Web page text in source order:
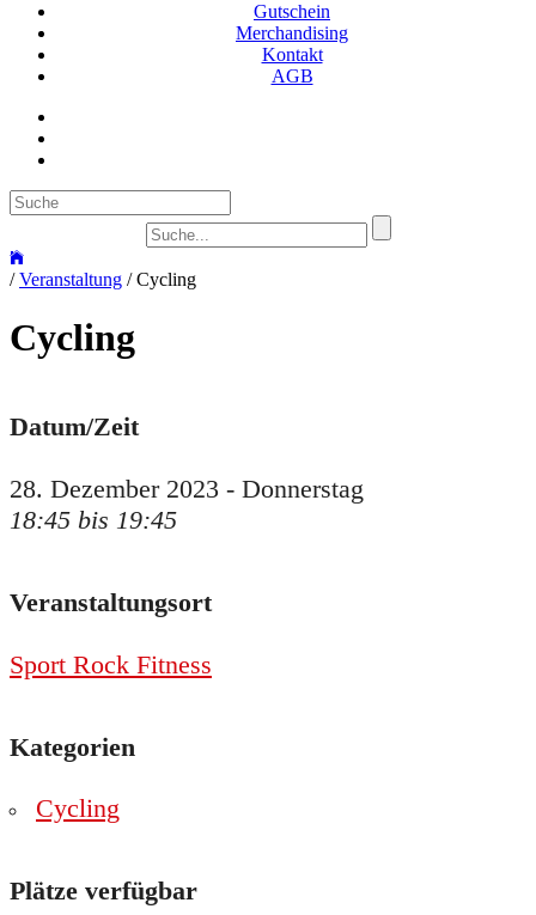
Gutschein
Merchandising
Kontakt
AGB
/Veranstaltung /Cycling
Cycling
Datum/Zeit
28. Dezember 2023 - Donnerstag
18:45 bis 19:45
Veranstaltungsort
Sport Rock Fitness
Kategorien
Cycling
Plätze verfügbar